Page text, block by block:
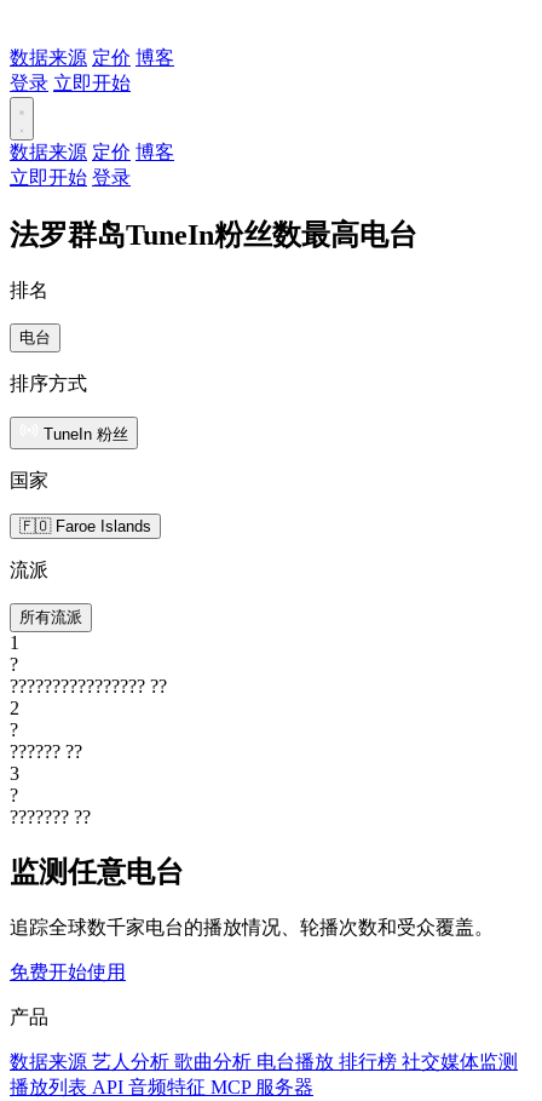
数据来源 定价 博客
登录 立即开始
数据来源 定价 博客
立即开始 登录
法罗群岛TuneIn粉丝数最高电台
排名
电台
排序方式
TuneIn 粉丝
国家
🇫🇴 Faroe Islands
流派
所有流派
1
?
???????????????? ??
2
?
?????? ??
3
?
??????? ??
监测任意电台
追踪全球数千家电台的播放情况、轮播次数和受众覆盖。
免费开始使用
产品
数据来源 艺人分析 歌曲分析 电台播放 排行榜 社交媒体监测
播放列表 API 音频特征 MCP 服务器